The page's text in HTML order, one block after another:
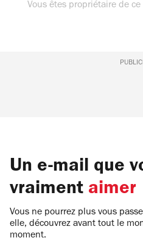
Vous êtes propriétaire de ce
Un e-mail que
vraiment aimer
Vous ne pourrez plus vous
elle, découvrez avant tout le
moment.